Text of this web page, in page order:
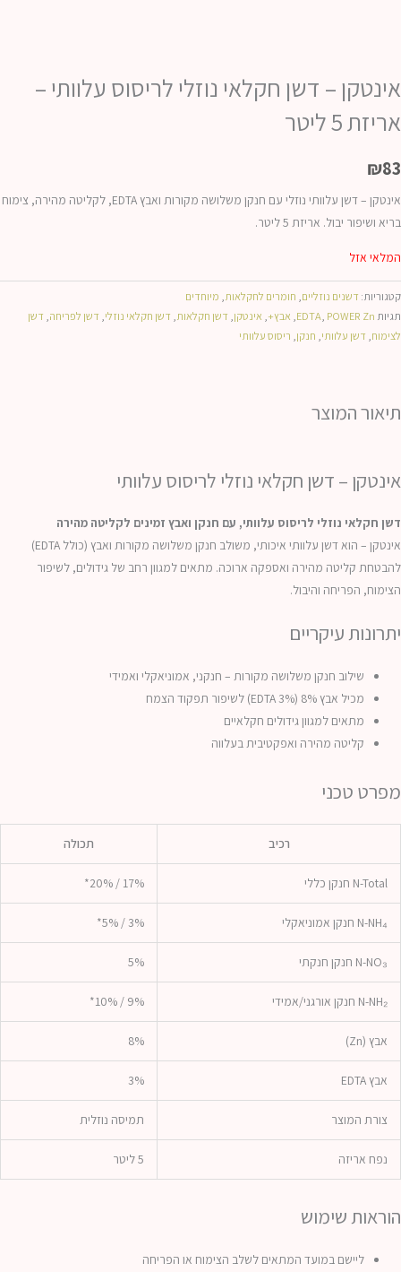
אינטקן – דשן חקלאי נוזלי לריסוס עלוותי –
אריזת 5 ליטר
₪83
אינטקן – דשן עלוותי נוזלי עם חנקן משלושה מקורות ואבץ EDTA, לקליטה מהירה, צימוח
בריא ושיפור יבול. אריזת 5 ליטר.
המלאי אזל
קטגוריות: דשנים נוזליים, חומרים לחקלאות, מיוחדים
תגיות
EDTA, POWER Zn
, אבץ+, אינטקן, דשן חקלאות, דשן חקלאי נוזלי, דשן לפריחה, דשן
לצימוח, דשן עלוותי, חנקן, ריסוס עלוותי
תיאור המוצר
אינטקן – דשן חקלאי נוזלי לריסוס עלוותי
דשן חקלאי נוזלי לריסוס עלוותי, עם חנקן ואבץ זמינים לקליטה מהירה
אינטקן – הוא דשן עלוותי איכותי, משולב חנקן משלושה מקורות ואבץ (כולל EDTA)
להבטחת קליטה מהירה ואספקה ארוכה. מתאים למגוון רחב של גידולים, לשיפור
הצימוח, הפריחה והיבול.
יתרונות עיקריים
שילוב חנקן משלושה מקורות – חנקני, אמוניאקלי ואמידי
מכיל אבץ 8% (3% EDTA) לשיפור תפקוד הצמח
מתאים למגוון גידולים חקלאיים
קליטה מהירה ואפקטיבית בעלווה
מפרט טכני
רכיב תכולה
N-Total חנקן כללי 17% / 20%*
N-NH₄ חנקן אמוניאקלי 3% / 5%*
N-NO₃ חנקן חנקתי 5%
N-NH₂ חנקן אורגני/אמידי 9% / 10%*
אבץ (Zn) 8%
אבץ EDTA 3%
צורת המוצר תמיסה נוזלית
נפח אריזה 5 ליטר
הוראות שימוש
ליישם במועד המתאים לשלב הצימוח או הפריחה